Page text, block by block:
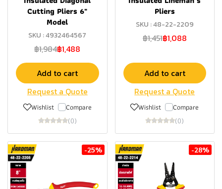
Cutting Pliers 6"
Model
SKU : 4932464567
฿1,984฿1,488
Add to cart
Request a Quote
Wishlist Compare
(0)
Pliers
SKU : 48-22-2209
฿1,451฿1,088
Add to cart
Request a Quote
Wishlist Compare
(0)
-25% -28%